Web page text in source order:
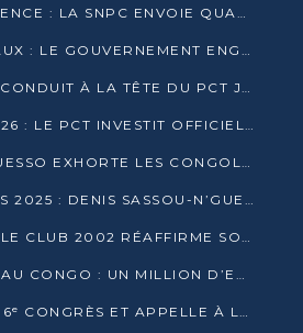
BOURSES D’EXCELLENCE : LA SNPC ENVOIE QUATRE NOUVEAUX TALENTS CONGOLAIS SE FORMER À BAKOU
MARCHÉS DOMANIAUX : LE GOUVERNEMENT ENGAGE LA STRUCTURATION DES TAXES D’ASSAINISSEMENT
PIERRE MOUSSA RECONDUIT À LA TÊTE DU PCT JUSQU’EN 2031
PRÉSIDENTIELLE 2026 : LE PCT INVESTIT OFFICIELLEMENT DENIS SASSOU NGUESSO
DENIS SASSOU-N’GUESSO EXHORTE LES CONGOLAIS À L’UNITÉ ET AU FAIR-PLAY DÉMOCRATIQUE EN 2026
RÉVEILLON D’ARMES 2025 : DENIS SASSOU-N’GUESSO GARANTIT DES ÉLECTIONS 2026 PAISIBLES ET SÉCURISÉES
CONGRÈS DU PCT : LE CLUB 2002 RÉAFFIRME SON SOUTIEN À DENIS SASSOU-N’GUESSO POUR 2026
ENTREPRENEURIAT AU CONGO : UN MILLION D’EUROS POUR FINANCER LES STARTUPS DÈS 2026
LE PCT OUVRE SON 6ᵉ CONGRÈS ET APPELLE À LA CANDIDATURE DE DENIS SASSOU NGUESSO